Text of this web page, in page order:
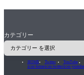
カテゴリー
HOME
icon-home
Twitter
icon-twitter
YouTube
icon-youtube